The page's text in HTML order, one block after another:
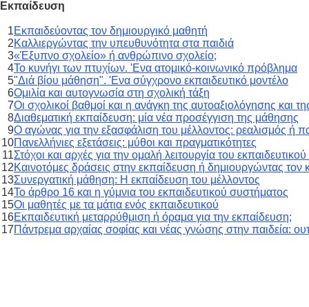
Εκπαίδευση
1Εκπαιδεύοντας τον δημιουργικό μαθητή
2Καλλιεργώντας την υπευθυνότητα στα παιδιά
3«Έξυπνο σχολείο» ή ανθρώπινο σχολείο;
4Το κυνήγι των πτυχίων. 'Ενα ατομικό-κοινωνικό πρόβλημα
5"Διά βίου μάθηση". 'Ενα σύγχρονο εκπαιδευτικό μοντέλο
6Ομιλία και αυτογνωσία στη σχολική τάξη
7Οι σχολικοί βαθμοί και η ανάγκη της αυτοαξιολόγησης και
8Διαθεματική εκπαίδευση: μία νέα προσέγγιση της μάθησης
9Ο αγώνας για την εξασφάλιση του μέλλοντος: ρεαλισμός ή
10Πανελλήνιες εξετάσεις: μύθοι και πραγματικότητες
11Στόχοι και αρχές για την ομαλή λειτουργία του
12Καινοτόμες δράσεις στην εκπαίδευση ή δημιουργώντας
13Συνεργατική μάθηση: Η εκπαίδευση του μέλλοντος
14Το άρθρο 16 και η γύμνια του εκπαιδευτικού συστήματος
15Οι μαθητές με τα μάτια ενός εκπαιδευτικού
16Εκπαιδευτική μεταρρύθμιση ή όραμα για την εκπαίδευση;
17Πάντρεμα αρχαίας σοφίας και νέας γνώσης στην παιδεία: